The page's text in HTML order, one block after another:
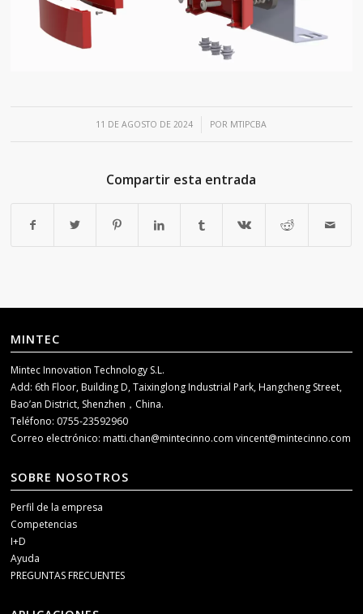
11 DE AGOSTO DE 2024
/ POR MTIPCBA
Compartir esta entrada
MINTEC
Mintec Innovation Technology S.L.
Add: 6th Floor, Building D, Taixinglong Industrial Park, Hangcheng Street,
Bao’an District, Shenzhen，China.
Teléfono: 0755-23592960
Correo electrónico:matti.chan@mintecinno.comvincent@mintecinno.com
SOBRE NOSOTROS
Perfil de la empresa
Competencias
I+D
Ayuda
PREGUNTAS FRECUENTES